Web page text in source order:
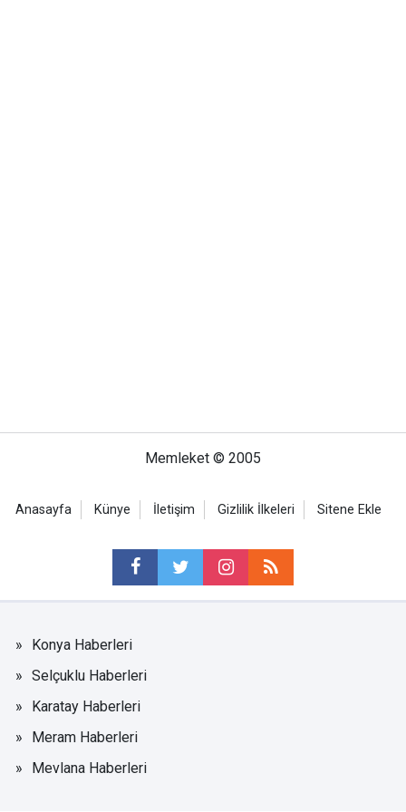
Memleket © 2005
Anasayfa Künye İletişim Gizlilik İlkeleri Sitene Ekle
Konya Haberleri
Selçuklu Haberleri
Karatay Haberleri
Meram Haberleri
Mevlana Haberleri